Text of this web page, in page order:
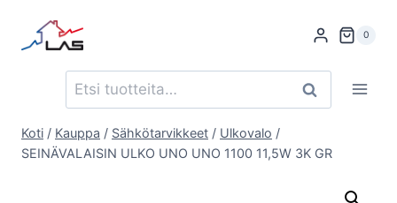
sisältöön
0
Etsi: Haku
Koti / Kauppa / Sähkötarvikkeet / Ulkovalo /
SEINÄVALAISIN ULKO UNO UNO 1100 11,5W 3K GR